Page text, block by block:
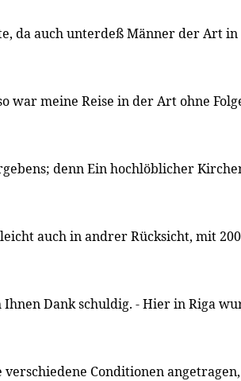
da auch unterdeß Männer der Art in
war meine Reise in der Art ohne
denn Ein hochlöblicher
auch in andrer Rücksicht, mit
Ihnen Dank schuldig. - Hier in Riga
verschiedene Conditionen